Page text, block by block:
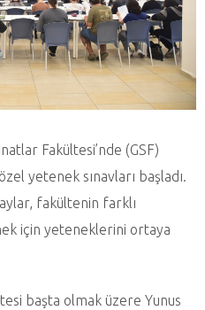
Fakültesi’nde (GSF)
yetenek sınavları başladı.
fakültenin farklı
için yeteneklerini ortaya
başta olmak üzere Yunus